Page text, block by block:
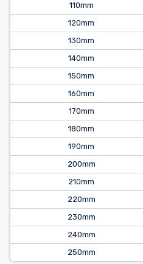
110mm
120mm
130mm
140mm
150mm
160mm
170mm
180mm
190mm
200mm
210mm
220mm
230mm
240mm
250mm